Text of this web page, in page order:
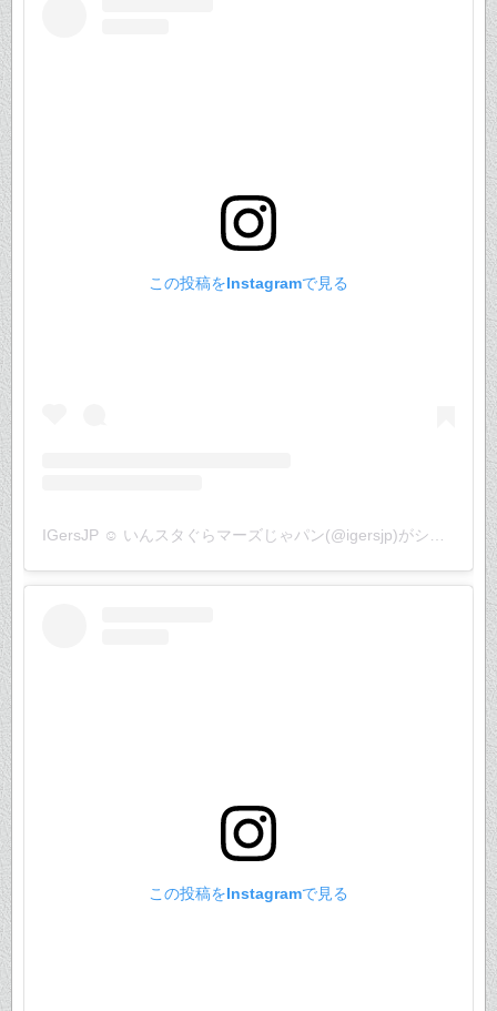
この投稿をInstagramで見る
IGersJP ☺︎ いんスタぐらマーズじゃパン(@igersjp)がシェアした投稿
この投稿をInstagramで見る